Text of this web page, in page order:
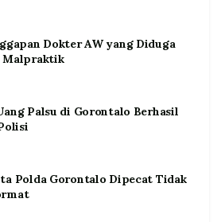
Dokter AW yang Diduga
Malpraktik
Palsu di Gorontalo Berhasil
Polda Gorontalo Dipecat Tidak